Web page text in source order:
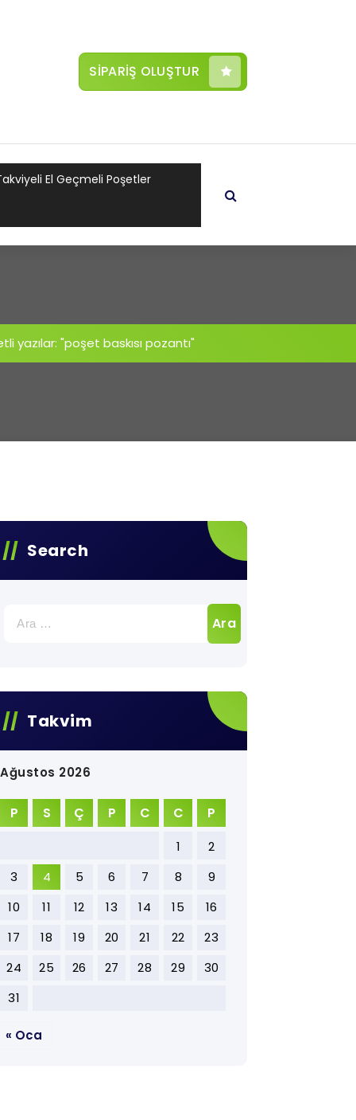
SİPARİŞ OLUŞTUR
El Geçmeli Poşetler
yazılar: "poşet baskısı pozantı"
Search
Takvim
Ağustos 2026
P S Ç P C C P
1
2
3
4 5 6 7 8
9
10
11 12 13 14 15
16
17
18 19 20 21 22
23
24
25 26 27 28 29
30
31
« Oca